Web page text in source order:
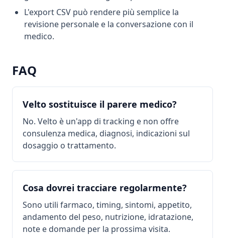
L'export CSV può rendere più semplice la
revisione personale e la conversazione con il
medico.
FAQ
Velto sostituisce il parere medico?
No. Velto è un'app di tracking e non offre
consulenza medica, diagnosi, indicazioni sul
dosaggio o trattamento.
Cosa dovrei tracciare regolarmente?
Sono utili farmaco, timing, sintomi, appetito,
andamento del peso, nutrizione, idratazione,
note e domande per la prossima visita.